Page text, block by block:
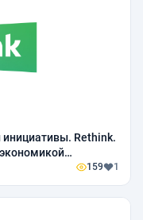
инициативы. Rethink.
159 1